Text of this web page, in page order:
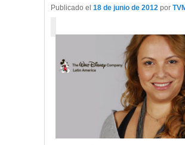
Publicado el 18 de junio de 2012 por